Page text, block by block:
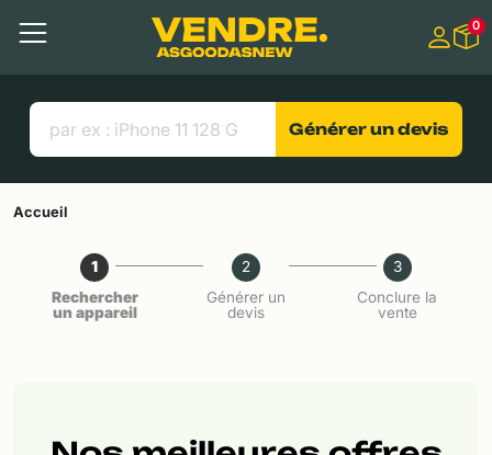
Contenu principal
Menu
Liens utiles
0
Générer un devis
Accueil
1
Rechercher
un appareil
2
Générer un
devis
3
Conclure la
vente